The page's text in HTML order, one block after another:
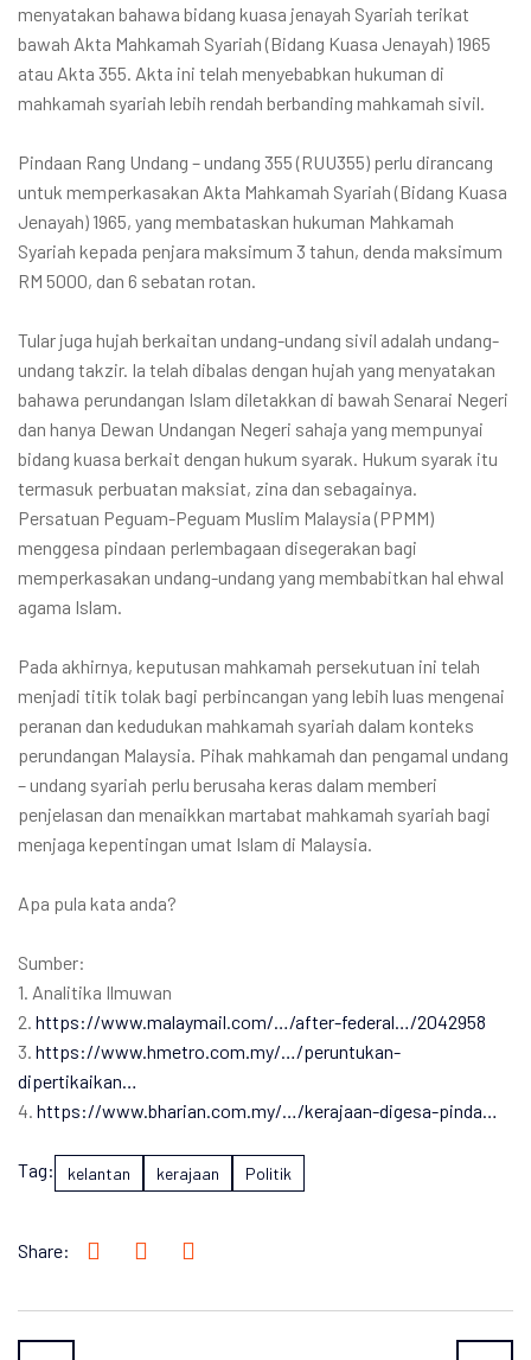
menyatakan bahawa bidang kuasa jenayah Syariah terikat
bawah Akta Mahkamah Syariah (Bidang Kuasa Jenayah) 1965
atau Akta 355. Akta ini telah menyebabkan hukuman di
mahkamah syariah lebih rendah berbanding mahkamah sivil.
Pindaan Rang Undang – undang 355 (RUU355) perlu dirancang
untuk memperkasakan Akta Mahkamah Syariah (Bidang Kuasa
Jenayah) 1965, yang membataskan hukuman Mahkamah
Syariah kepada penjara maksimum 3 tahun, denda maksimum
RM 5000, dan 6 sebatan rotan.
Tular juga hujah berkaitan undang-undang sivil adalah undang-
undang takzir. Ia telah dibalas dengan hujah yang menyatakan
bahawa perundangan Islam diletakkan di bawah Senarai Negeri
dan hanya Dewan Undangan Negeri sahaja yang mempunyai
bidang kuasa berkait dengan hukum syarak. Hukum syarak itu
termasuk perbuatan maksiat, zina dan sebagainya.
Persatuan Peguam-Peguam Muslim Malaysia (PPMM)
menggesa pindaan perlembagaan disegerakan bagi
memperkasakan undang-undang yang membabitkan hal ehwal
agama Islam.
Pada akhirnya, keputusan mahkamah persekutuan ini telah
menjadi titik tolak bagi perbincangan yang lebih luas mengenai
peranan dan kedudukan mahkamah syariah dalam konteks
perundangan Malaysia. Pihak mahkamah dan pengamal undang
– undang syariah perlu berusaha keras dalam memberi
penjelasan dan menaikkan martabat mahkamah syariah bagi
menjaga kepentingan umat Islam di Malaysia.
Apa pula kata anda?
Sumber:
1. Analitika Ilmuwan
2. https://www.malaymail.com/…/after-federal…/2042958
3. https://www.hmetro.com.my/…/peruntukan-
dipertikaikan…
4. https://www.bharian.com.my/…/kerajaan-digesa-pinda…
Tag: kelantan kerajaan Politik
Share: